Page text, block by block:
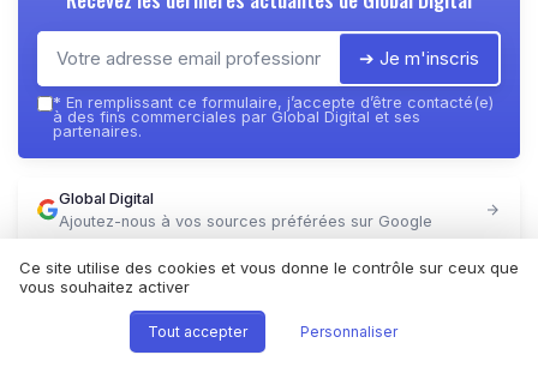
➔ Je m'inscris
* En remplissant ce formulaire, j’accepte d’être contacté(e)
à des fins commerciales par Global Digital et ses
partenaires.
Global Digital
Ajoutez-nous à vos sources préférées sur Google
Parole d'experts
Ce site utilise des cookies et vous donne le contrôle sur ceux que
vous souhaitez activer
Tout accepter Personnaliser